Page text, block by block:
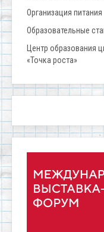
Организация
Образовательные
Центр образования
«Точка роста»